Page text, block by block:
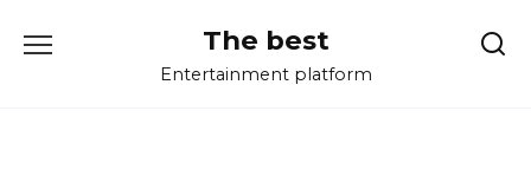
The best
Entertainment platform